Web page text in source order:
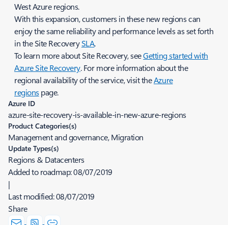
West Azure regions.
With this expansion, customers in these new regions can
enjoy the same reliability and performance levels as set forth
in the Site RecoverySLA.
To learn more about Site Recovery, seeGetting started with
Azure Site Recovery. For more information about the
regional availability of the service, visit theAzure
regionspage.
Azure ID
azure-site-recovery-is-available-in-new-azure-regions
Product Categories(s)
Management and governance, Migration
Update Types(s)
Regions & Datacenters
Added to roadmap:08/07/2019
|
Last modified:08/07/2019
Share